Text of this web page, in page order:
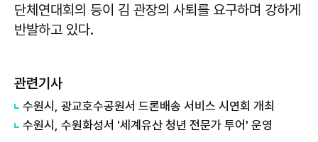
단체연대회의 등이 김 관장의 사퇴를 요구하며 강하게
반발하고 있다.
관련기사
수원시, 광교호수공원서 드론배송 서비스 시연회 개최
수원시, 수원화성서 '세계유산 청년 전문가 투어' 운영